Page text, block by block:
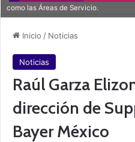
como las Áreas de Servicio.
Inicio / Noticias
Noticias
Raúl Garza
dirección de
Bayer México